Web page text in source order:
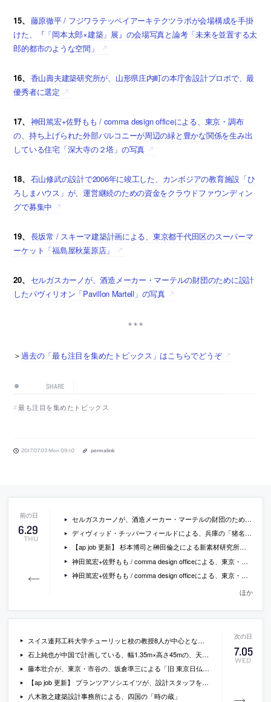
15、
藤原徹平 / フジワラテッペイアーキテクツラボが会場構成を手掛
けた、『「岡本太郎×建築」展』の会場写真と論考「未来を並置する太
郎的都市のような空間」
16、
香山壽夫建築研究所が、山形県庄内町の本庁舎設計プロポで、最
優秀者に選定
17、
神田篤宏+佐野もも / comma design officeによる、東京・調布
の、持ち上げられた外部バルコニーが周辺の緑と豊かな関係を生み出
している住宅「深大寺の２塔」の写真
18、
石山修武の設計で2006年に竣工した、カンボジアの教育施設「ひ
ろしまハウス」が、運営継続のための資金をクラウドファウンディン
グで募集中
19、
長坂常 / スキーマ建築計画による、東京都千代田区のスーパーマ
ーケット「福島屋秋葉原店」
20、
セルガスカーノが、酒造メーカー・マーテルの財団のために設計
したパヴィリオン「Pavillon Martell」の写真
＞過去の「最も注目を集めたトピックス」はこちらでどうぞ
SHARE
最も注目を集めたトピックス
2017.07.03 Mon 09:10 permalink
6.29
THU
セルガスカーノが、酒造メーカー・マーテルの財団のために設計したパヴィリオン「Pavillon Martell」の写真
ディヴィッド・チッパーフィールドによる、兵庫の「猪名川霊園 礼拝堂・休憩棟」の写真など
【ap job 更新】 杉本博司と榊田倫之による新素材研究所が、設計スタッフ・アルバイトを募集中
神田篤宏+佐野もも / comma design officeによる、東京・調布の、持ち上げられた外部バルコニーが周辺の緑と豊かな関係を生み出している住宅「深大寺の２塔」の写真
神田篤宏+佐野もも / comma design officeによる、東京・世田谷の、都市と接続するように作られた小いさな住居付店舗「TENTOSHI」の写真
ほか
7.05
WED
スイス連邦工科大学チューリッヒ校の教授8人が中心となり、スイス・デューベンドルフに、ロボットが中心となって施工する住宅の建設プロジェクトが進行中
石上純也が中国で計画している、幅1.35m×高さ45mの、天井が無い教会の1/10模型
藤本壮介が、東京・市谷の、坂倉準三による「旧 東京日仏学院」の改修と増築を手掛けることに
【ap job 更新】 プランツアソシエイツが、設計スタッフを募集中
八木敦之建築設計事務所による、四国の「時の蔵」